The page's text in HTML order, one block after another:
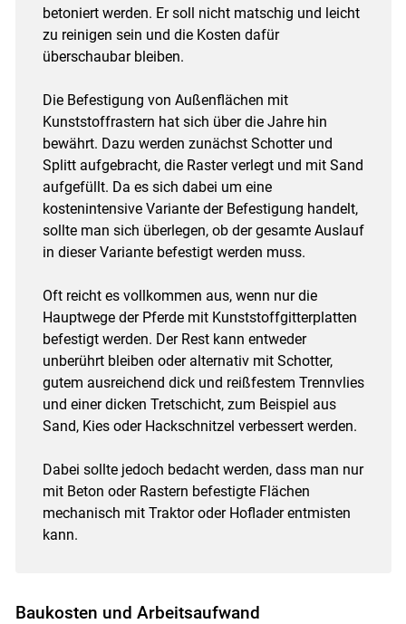
betoniert werden. Er soll nicht matschig und leicht
zu reinigen sein und die Kosten dafür
überschaubar bleiben.
Die Befestigung von Außenflächen mit
Kunststoffrastern hat sich über die Jahre hin
bewährt. Dazu werden zunächst Schotter und
Splitt aufgebracht, die Raster verlegt und mit Sand
aufgefüllt. Da es sich dabei um eine
kostenintensive Variante der Befestigung handelt,
sollte man sich überlegen, ob der gesamte Auslauf
in dieser Variante befestigt werden muss.
Oft reicht es vollkommen aus, wenn nur die
Hauptwege der Pferde mit Kunststoffgitterplatten
befestigt werden. Der Rest kann entweder
unberührt bleiben oder alternativ mit Schotter,
gutem ausreichend dick und reißfestem Trennvlies
und einer dicken Tretschicht, zum Beispiel aus
Sand, Kies oder Hackschnitzel verbessert werden.
Dabei sollte jedoch bedacht werden, dass man nur
mit Beton oder Rastern befestigte Flächen
mechanisch mit Traktor oder Hoflader entmisten
kann.
Baukosten und Arbeitsaufwand